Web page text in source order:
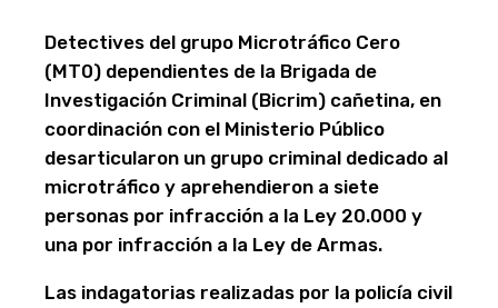
Detectives del grupo Microtráfico Cero
(MT0) dependientes de la Brigada de
Investigación Criminal (Bicrim) cañetina, en
coordinación con el Ministerio Público
desarticularon un grupo criminal dedicado al
microtráfico y aprehendieron a siete
personas por infracción a la Ley 20.000 y
una por infracción a la Ley de Armas.
Las indagatorias realizadas por la policía civil